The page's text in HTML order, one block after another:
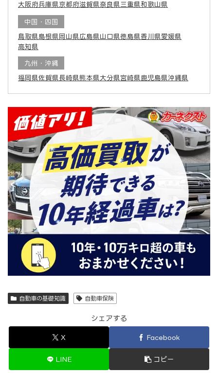
大阪府兵庫県京都府滋賀県奈良県 三重県和歌山県
中国・四国
鳥取県島根県 岡山県広島県山口県徳島県香川県愛媛県
高知県
九州・沖縄
福岡県佐賀県長崎県熊本県大分県宮崎県鹿児島県沖縄県
自動車の基礎知識 自動車保険
シェアする
X Facebook
LINE コピー